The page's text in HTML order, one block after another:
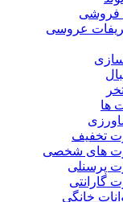
فروشی
عروسی
ها
تخفیف
های شخصی
پرسنلی
گارانتی
خانگی